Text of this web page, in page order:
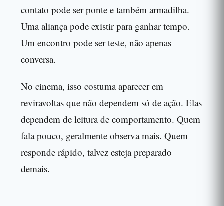
contato pode ser ponte e também armadilha.
Uma aliança pode existir para ganhar tempo.
Um encontro pode ser teste, não apenas
conversa.
No cinema, isso costuma aparecer em
reviravoltas que não dependem só de ação. Elas
dependem de leitura de comportamento. Quem
fala pouco, geralmente observa mais. Quem
responde rápido, talvez esteja preparado
demais.